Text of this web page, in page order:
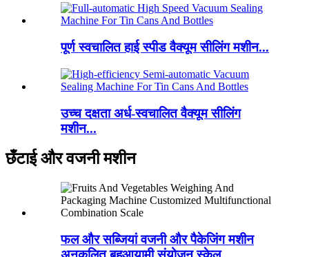
पूर्ण स्वचालित हाई स्पीड वैक्यूम सीलिंग मशीन...
उच्च दक्षता अर्ध-स्वचालित वैक्यूम सीलिंग
मशीन...
छँटाई और वजनी मशीन
फल और सब्जियां वजनी और पैकेजिंग मशीन